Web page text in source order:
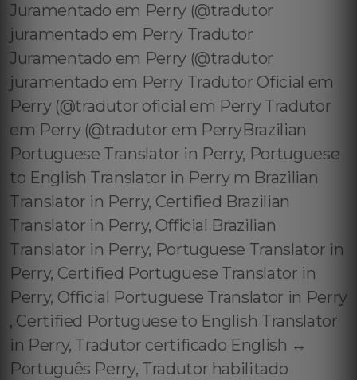
Juramentado em Perry (@tradutor
juramentado em Perry Tradutor
Juramentado em Perry (@tradutor
juramentado em Perry Tradutor Oficial em
Perry (@tradutor oficial em Perry Tradutor
em Perry (@tradutor em PerryBrazilian
Portuguese Translator in Perry, Portuguese
to English Translator in Perry m Brazilian
Translator in Perry, Certified Brazilian
Translator in Perry, Official Brazilian
Translator in Perry, Portuguese Translator in
Perry, Certified Portuguese Translator in
Perry, Official Portuguese Translator in Perry
, Certified Portuguese to English Translator
in Perry, Tradutor certificado English ↔️
Português Perry, Tradutor habilitado